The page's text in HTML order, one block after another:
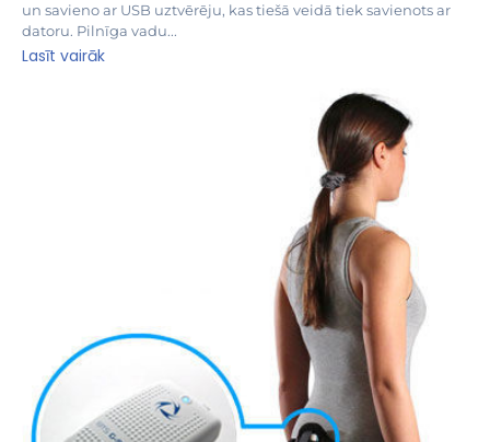
un savieno ar USB uztvērēju, kas tiešā veidā tiek savienots ar
datoru. Pilnīga vadu...
Lasīt vairāk